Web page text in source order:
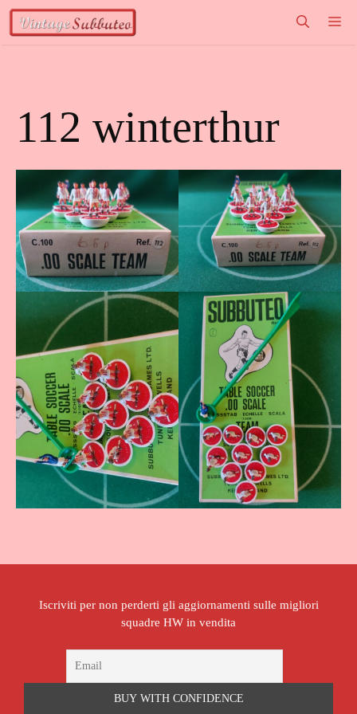
Vai
112 winterthur
Iscriviti per non perderti gli aggiornamenti sulle migliori
squadre HW in vendita